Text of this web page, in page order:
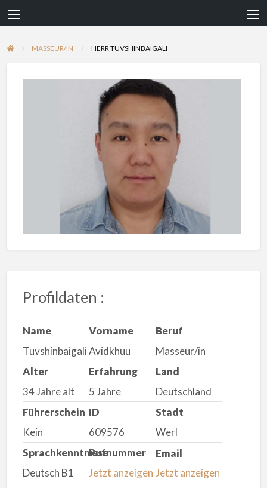
MASSEUR/IN HERR TUVSHINBAIGALI
Profildaten :
Name
Tuvshinbaigali
Vorname
Avidkhuu
Beruf
Masseur/in
Alter
34 Jahre alt
Erfahrung
5 Jahre
Land
Deutschland
Führerschein
Kein
ID
609576
Stadt
Werl
Sprachkenntnisse
Deutsch B1
Rufnummer
Jetzt anzeigen
Email
Jetzt anzeigen